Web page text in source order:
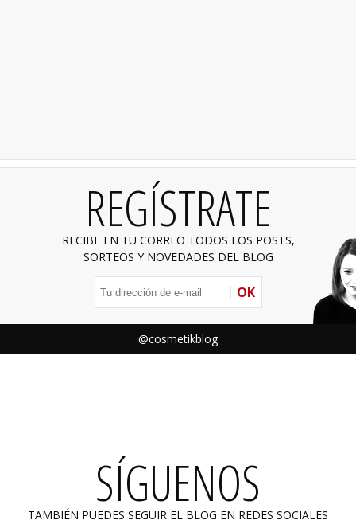
REGÍSTRATE
RECIBE EN TU CORREO TODOS LOS POSTS,
SORTEOS Y NOVEDADES DEL BLOG
OK
@cosmetikblog
SÍGUENOS
TAMBIÉN PUEDES SEGUIR EL BLOG EN REDES SOCIALES